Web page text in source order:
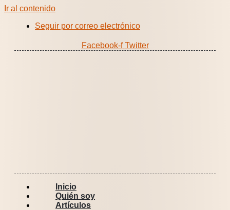
Ir al contenido
Seguir por correo electrónico
Facebook-f Twitter
Inicio
Quién soy
Artículos